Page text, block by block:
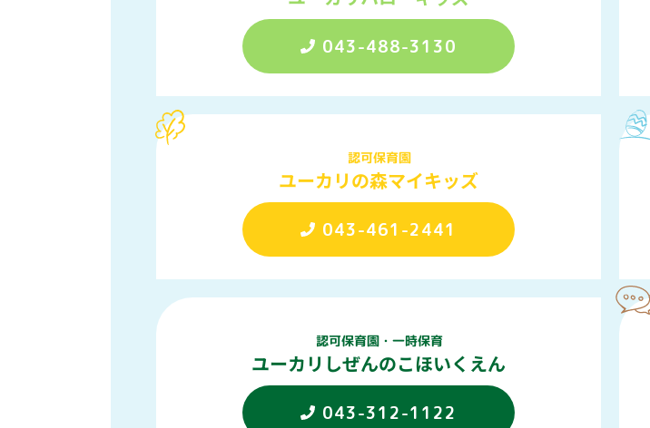
043-488-3130
認可保育園
ユーカリの森マイキッズ
043-461-2441
認可保育園・一時保育
ユーカリしぜんのこほいくえん
043-312-1122